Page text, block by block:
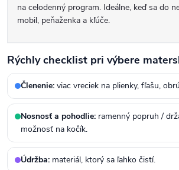
na celodenný program. Ideálne, keď sa do
mobil, peňaženka a kľúče.
Rýchly checklist pri výbere
Členenie: viac vreciek na plienky, fľašu,
Nosnosť a pohodlie: ramenný popruh /
možnosť na kočík.
Údržba: materiál, ktorý sa ľahko čistí.